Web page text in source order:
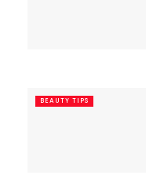
BEAUTY TIPS